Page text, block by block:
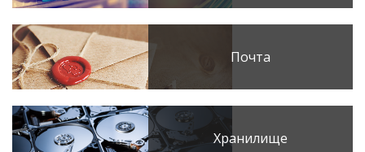
Почта
Хранилище